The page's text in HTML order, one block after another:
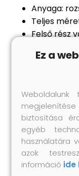
Anyaga:
Teljes
Felső rész
süllyesztett
Ez a
Weboldalunk
biztosítása
egyéb
használatára
azok
információ ide